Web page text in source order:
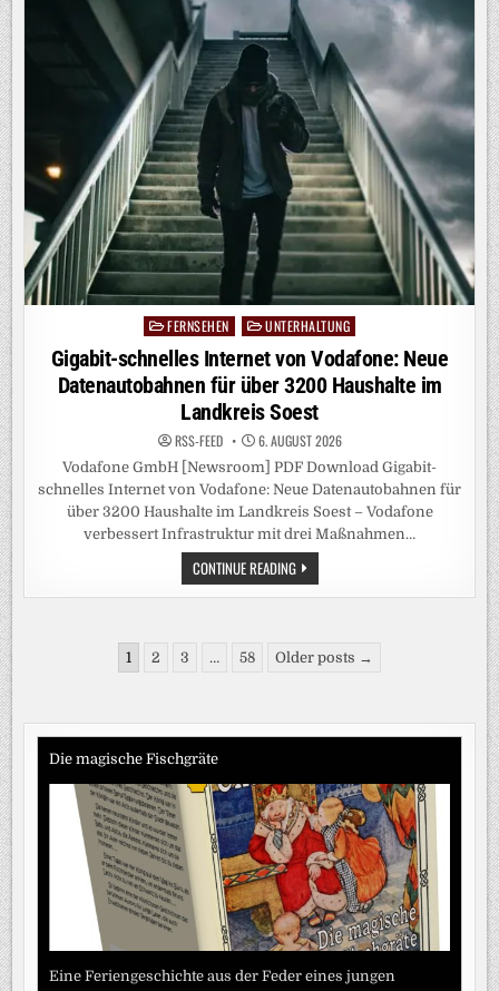
AM
DIENSTAG
MIT
EINER
SOMMER-
EDITION
ZURÜCK
AUF
PROSIEBEN
PostedFERNSEHEN UNTERHALTUNG
Gigabit-schnelles Internet von Vodafone: Neue
Datenautobahnen für über 3200 Haushalte im
Landkreis Soest
RSS-FEED 6. AUGUST 2026
Vodafone GmbH [Newsroom] PDF Download Gigabit-
schnelles Internet von Vodafone: Neue Datenautobahnen für
über 3200 Haushalte im Landkreis Soest – Vodafone
verbessert Infrastruktur mit drei Maßnahmen…
CONTINUE READINGGIGABIT-
SCHNELLES
INTERNET
DATENAUTOBAHNEN
FÜR
IM
LANDKREIS
Seitennummerierung
Beiträge
1 2 3 … 58 Older posts →
Die magische Fischgräte
Eine Feriengeschichte aus der Feder eines jungen